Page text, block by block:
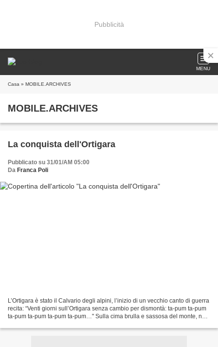
Pubblicità
MENU
Casa » MOBILE.ARCHIVES
MOBILE.ARCHIVES
La conquista dell'Ortigara
Pubblicato su 31/01/AM 05:00
Da Franca Poli
L’Ortigara è stato il Calvario degli alpini, l’inizio di un vecchio canto di guerra
recita: “Venti giorni sull’Ortigara senza cambio per dismontà: ta-pum ta-pum
ta-pum ta-pum ta-pum ta-pum…" Sulla cima brulla e sassosa del monte, nel